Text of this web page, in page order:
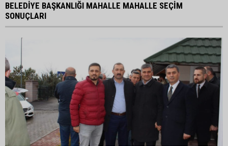
BELEDİYE BAŞKANLIĞI MAHALLE MAHALLE SEÇİM
SONUÇLARI